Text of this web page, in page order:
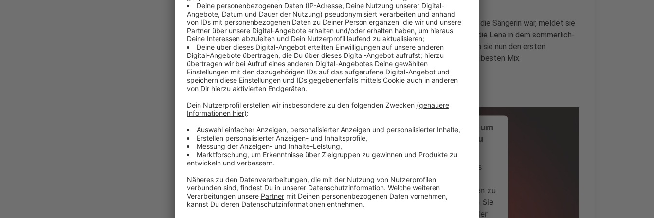
Nachdem es in der letzten Zeit musikalisch ungewöhnlich still um die Sängerin war, meldet sie
sich nun in neuer Stärke mit den Antworten zurück. Erkenntnisse, die Lena in dem sommerlich-
tanzbaren Selfcare-Ohrwurm "What I Want" transportiert, mit dem sie nun den ersten
Vorboten aus ihrem nächsten Album vorlegt! Ab sofort bei uns im besten Mix.
Anzeige
Wir benötigen Ihre Zustimmung, um
den YouTube Video-Service zu
laden!
Wir verwenden einen Service eines
Drittanbieters, um Videoinhalte
einzubetten. Dieser Service kann Daten zu
Ihren Aktivitäten sammeln. Bitte lesen Sie
die Details durch und stimmen Sie der